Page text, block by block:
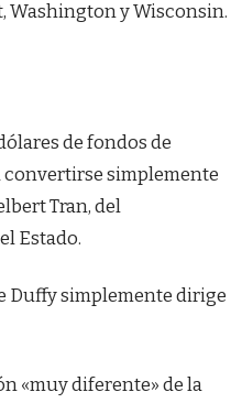
Washington y Wisconsin.
de fondos de
convertirse simplemente
Tran, del
Estado.
Duffy simplemente dirige
«muy diferente» de la